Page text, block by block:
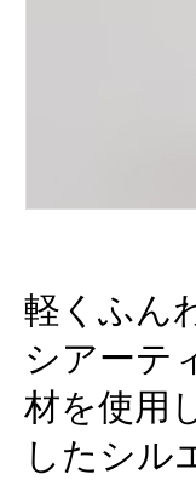
軽くふん
シアーテ
材を使用
したシル